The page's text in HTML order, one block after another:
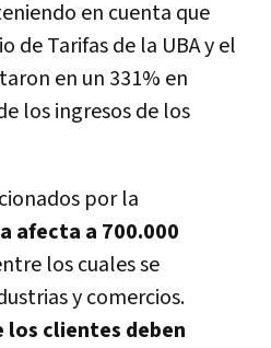
en cuenta que
de Tarifas de la UBA y el
en un 331% en
los ingresos de los
por la
afecta a 700.000
los cuales se
y comercios.
los clientes deben